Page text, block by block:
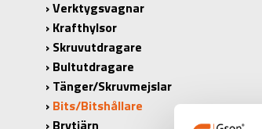
Verktygsvagnar
Krafthylsor
Skruvutdragare
Bultutdragare
Tänger/Skruvmejslar
Bits/Bitshållare
Brytjärn